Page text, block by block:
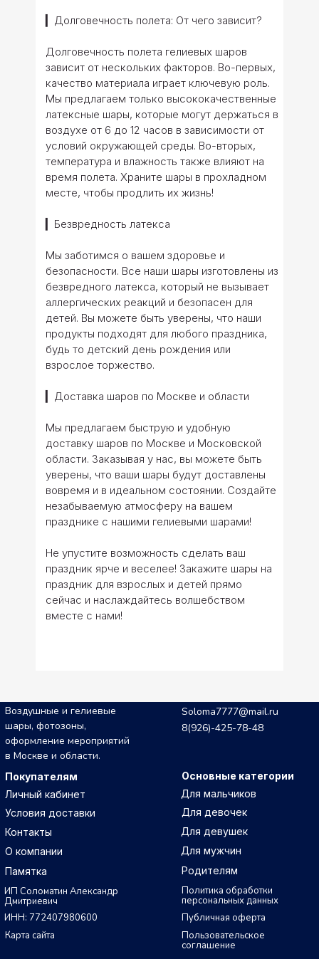
▎Долговечность полета: От чего зависит?
Долговечность полета гелиевых шаров
зависит от нескольких факторов. Во-первых,
качество материала играет ключевую роль.
Мы предлагаем только высококачественные
латексные шары, которые могут держаться в
воздухе от 6 до 12 часов в зависимости от
условий окружающей среды. Во-вторых,
температура и влажность также влияют на
время полета. Храните шары в прохладном
месте, чтобы продлить их жизнь!
▎Безвредность латекса
Мы заботимся о вашем здоровье и
безопасности. Все наши шары изготовлены из
безвредного латекса, который не вызывает
аллергических реакций и безопасен для
детей. Вы можете быть уверены, что наши
продукты подходят для любого праздника,
будь то детский день рождения или
взрослое торжество.
▎Доставка шаров по Москве и области
Мы предлагаем быструю и удобную
доставку шаров по Москве и Московской
области. Заказывая у нас, вы можете быть
уверены, что ваши шары будут доставлены
вовремя и в идеальном состоянии. Создайте
незабываемую атмосферу на вашем
празднике с нашими гелиевыми шарами!
Не упустите возможность сделать ваш
праздник ярче и веселее! Закажите шары на
праздник для взрослых и детей прямо
сейчас и наслаждайтесь волшебством
вместе с нами!
Карта сайта
Публичная оферта
Пользовательское
соглашение
Политика обработки
персональных данных
Soloma7777@mail.ru
Воздушные и гелиевые
шары, фотозоны,
оформление мероприятий
в Москве и области.
8(926)-425-78-48
ИНН: 772407980600
ИП Соломатин Александр
Дмитриевич
Основные категории
Родителям
Для мужчин
Для девушек
Для мальчиков
Для девочек
Покупателям
Памятка
О компании
Контакты
Личный кабинет
Условия доставки